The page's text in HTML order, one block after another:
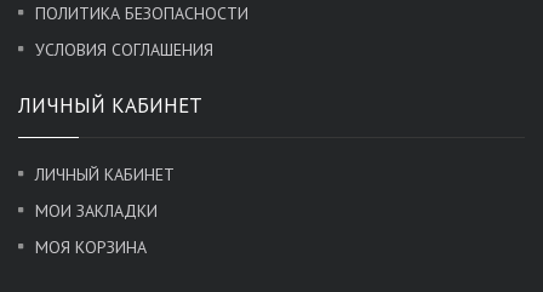
ПОЛИТИКА БЕЗОПАСНОСТИ
УСЛОВИЯ СОГЛАШЕНИЯ
ЛИЧНЫЙ КАБИНЕТ
ЛИЧНЫЙ КАБИНЕТ
МОИ ЗАКЛАДКИ
МОЯ КОРЗИНА